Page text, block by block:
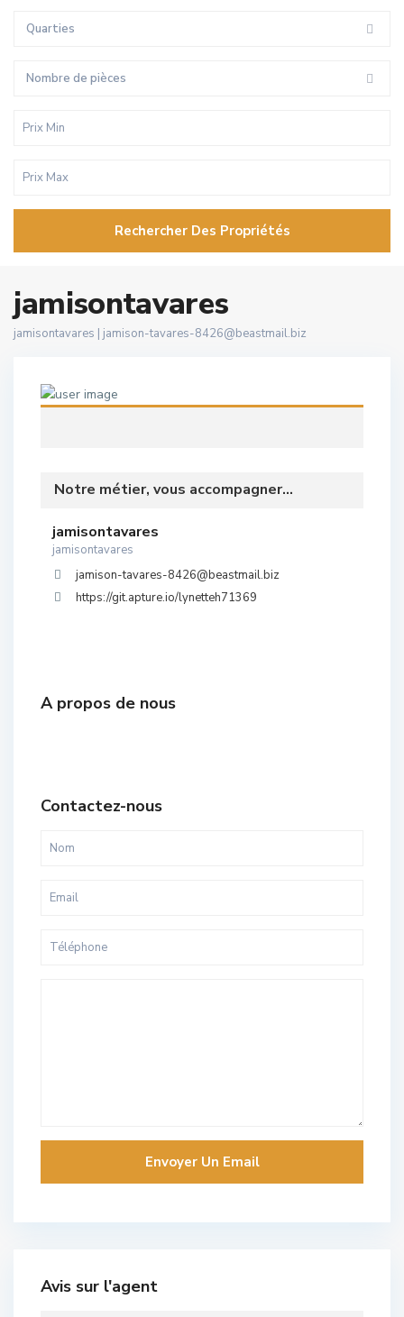
Quarties
Nombre de pièces
Rechercher Des Propriétés
jamisontavares
jamisontavares | jamison-tavares-8426@beastmail.biz
Notre métier, vous accompagner...
jamisontavares
jamisontavares
jamison-tavares-8426@beastmail.biz
https://git.apture.io/lynetteh71369
A propos de nous
Contactez-nous
Avis sur l'agent